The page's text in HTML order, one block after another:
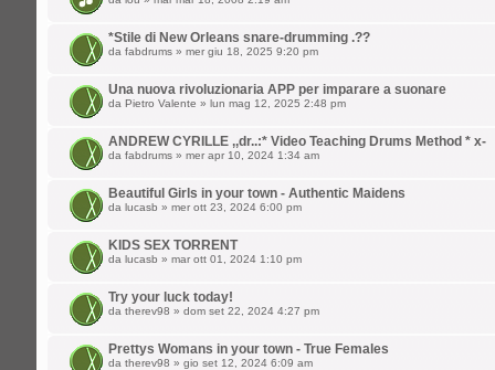
*Stile di New Orleans snare-drumming .??
da fabdrums » mer giu 18, 2025 9:20 pm
Una nuova rivoluzionaria APP per imparare a suonare
da Pietro Valente » lun mag 12, 2025 2:48 pm
ANDREW CYRILLE ,,dr..:* Video Teaching Drums Method * x-
da fabdrums » mer apr 10, 2024 1:34 am
Beautiful Girls in your town - Authentic Maidens
da lucasb » mer ott 23, 2024 6:00 pm
KIDS SEX TORRENT
da lucasb » mar ott 01, 2024 1:10 pm
Try your luck today!
da therev98 » dom set 22, 2024 4:27 pm
Prettys Womans in your town - True Females
da therev98 » gio set 12, 2024 6:09 am